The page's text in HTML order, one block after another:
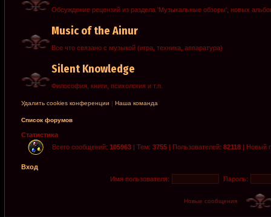
Обсуждение рецензий из раздела 'Музыкальные обзоры', новых
Music of the Ainur
Все что связано с музыкой (игра, техника, аппаратура)
Silent Knowledge
Философия, книги, психология и т.п.
Удалить cookies конференции | Наша команда
Список форумов
Статистика
Всего сообщений: 105963 | Тем: 3755 | Пользователей: 82118 | Новый
Вход
Имя пользователя:
Пароль:
Новые сообщения